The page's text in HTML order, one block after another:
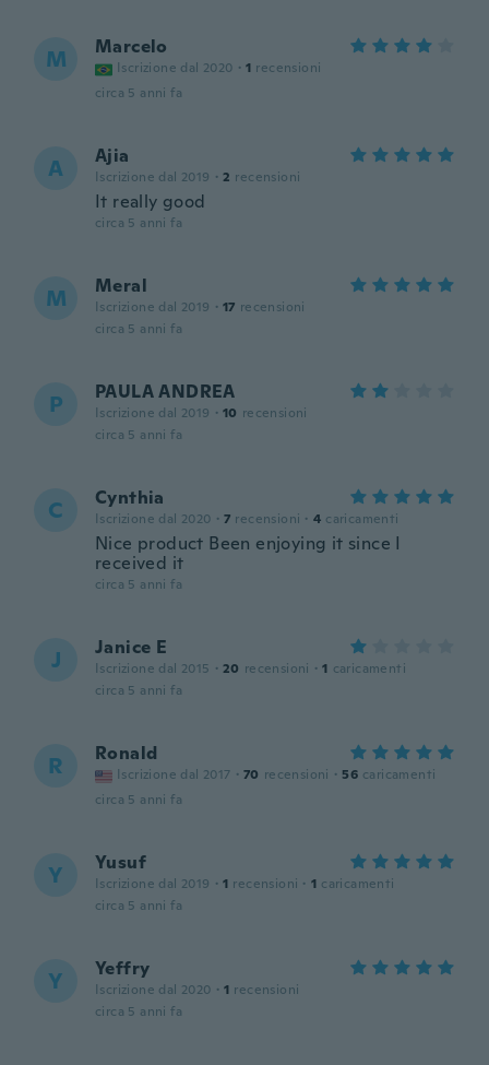
M Marcelo
Iscrizione dal 2020 · 1 recensioni
circa 5 anni fa
A Ajia
Iscrizione dal 2019 · 2 recensioni
It really good
circa 5 anni fa
M Meral
Iscrizione dal 2019 · 17 recensioni
circa 5 anni fa
P PAULA ANDREA
Iscrizione dal 2019 · 10 recensioni
circa 5 anni fa
C Cynthia
Iscrizione dal 2020 · 7 recensioni · 4 caricamenti
Nice product Been enjoying it since I
received it
circa 5 anni fa
J Janice E
Iscrizione dal 2015 · 20 recensioni · 1 caricamenti
circa 5 anni fa
R Ronald
Iscrizione dal 2017 · 70 recensioni · 56 caricamenti
circa 5 anni fa
Y Yusuf
Iscrizione dal 2019 · 1 recensioni · 1 caricamenti
circa 5 anni fa
Y Yeffry
Iscrizione dal 2020 · 1 recensioni
circa 5 anni fa